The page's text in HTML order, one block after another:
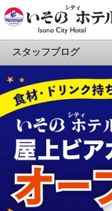
スタッフブログ